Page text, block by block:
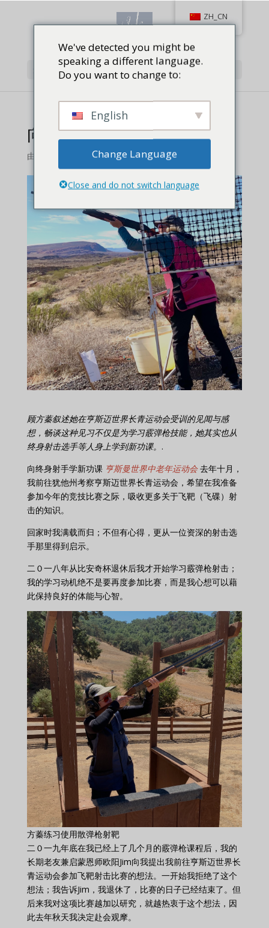
选择页面
向终身射手学新功课
由
顾方蓁叙述她在亨斯迈世界长青运动会受训的见闻与感
想，畅谈这种见习不仅是为学习霰弹枪技能，她其实也从
终身射击选手等人身上学到新功课。 .
向终身射手学新功课 亨斯曼世界中老年运动会去年十月，
我前往犹他州考察亨斯迈世界长青运动会，希望在我准备
参加今年的竞技比赛之际，吸收更多关于飞靶（飞碟）射
击的知识。
回家时我满载而归；不但有心得，更从一位资深的射击选
手那里得到启示。
二０一八年从比安奇杯退休后我才开始学习霰弹枪射击；
我的学习动机绝不是要再度参加比赛，而是我心想可以藉
此保持良好的体能与心智。
方蓁练习使用散弹枪射靶
二０一九年底在我已经上了几个月的霰弹枪课程后，我的
长期老友兼启蒙恩师欧阳Jim向我提出我前往亨斯迈世界长
青运动会参加飞靶射击比赛的想法。一开始我拒绝了这个
想法；我告诉Jim，我退休了，比赛的日子已经结束了。但
后来我对这项比赛越加以研究，就越热衷于这个想法，因
此去年秋天我决定赴会观摩。
ZH_CN
We've detected you might be
speaking a different language.
Do you want to change to:
English
Change Language
Close and do not switch language